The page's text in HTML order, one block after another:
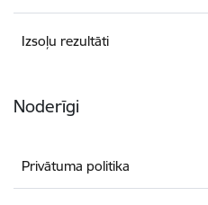
Izsoļu rezultāti
Noderīgi
Privātuma politika